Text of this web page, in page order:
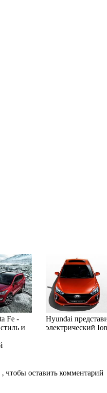
Fe -
и
Hyundai
электрический
, чтобы оставить комментарий